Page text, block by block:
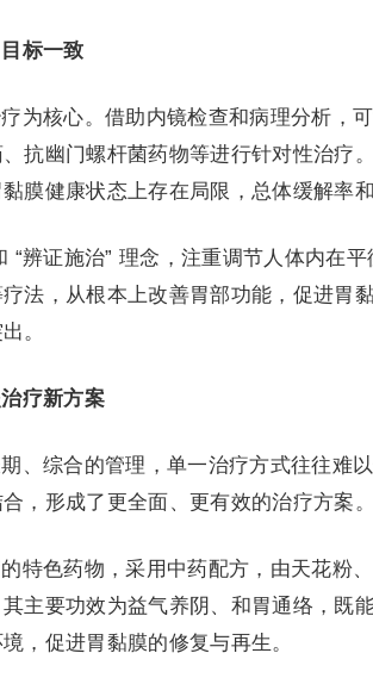
标一致
为核心。借助内镜检查和病理分析，
抗幽门螺杆菌药物等进行针对性治疗
膜健康状态上存在局限，总体缓解率
“辨证施治” 理念，注重调节人体内在
法，从根本上改善胃部功能，促进胃
。
疗新方案
、综合的管理，单一治疗方式往往难
，形成了更全面、更有效的治疗方案。
特色药物，采用中药配方，由天花粉
主要功效为益气养阴、和胃通络，既
，促进胃黏膜的修复与再生。